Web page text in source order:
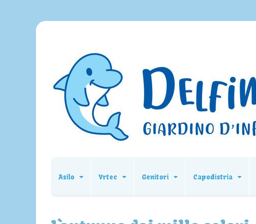
Asilo Vrtec Genitori Capodistria